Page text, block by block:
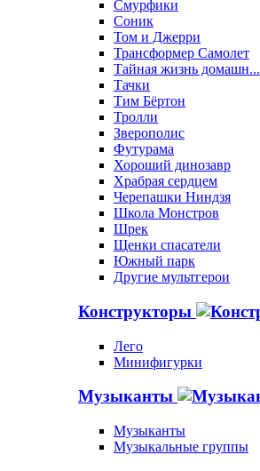
Смурфики
Соник
Том и Джерри
Трансформер Самолет
Тайная жизнь домашн...
Тачки
Тим Бёртон
Тролли
Зверополис
Футурама
Хороший динозавр
Храбрая сердцем
Черепашки Ниндзя
Школа Монстров
Шрек
Щенки спасатели
Южный парк
Другие мультгерои
Конструкторы
Лего
Минифигурки
Музыканты
Музыканты
Музыкальные группы